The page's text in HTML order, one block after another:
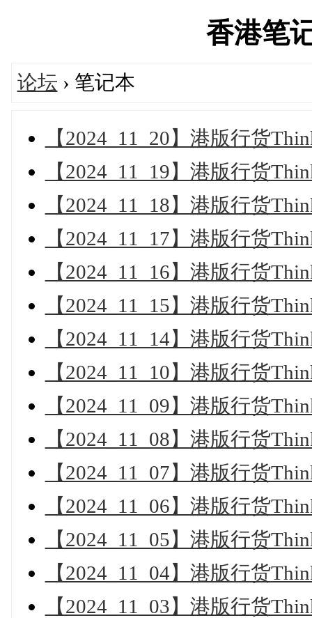
香港笔
论坛 › 笔记本
【2024_11_20】港版行货
【2024_11_19】港版行货
【2024_11_18】港版行货
【2024_11_17】港版行货
【2024_11_16】港版行货
【2024_11_15】港版行货
【2024_11_14】港版行货
【2024_11_10】港版行货
【2024_11_09】港版行货
【2024_11_08】港版行货
【2024_11_07】港版行货
【2024_11_06】港版行货
【2024_11_05】港版行货
【2024_11_04】港版行货
【2024_11_03】港版行货